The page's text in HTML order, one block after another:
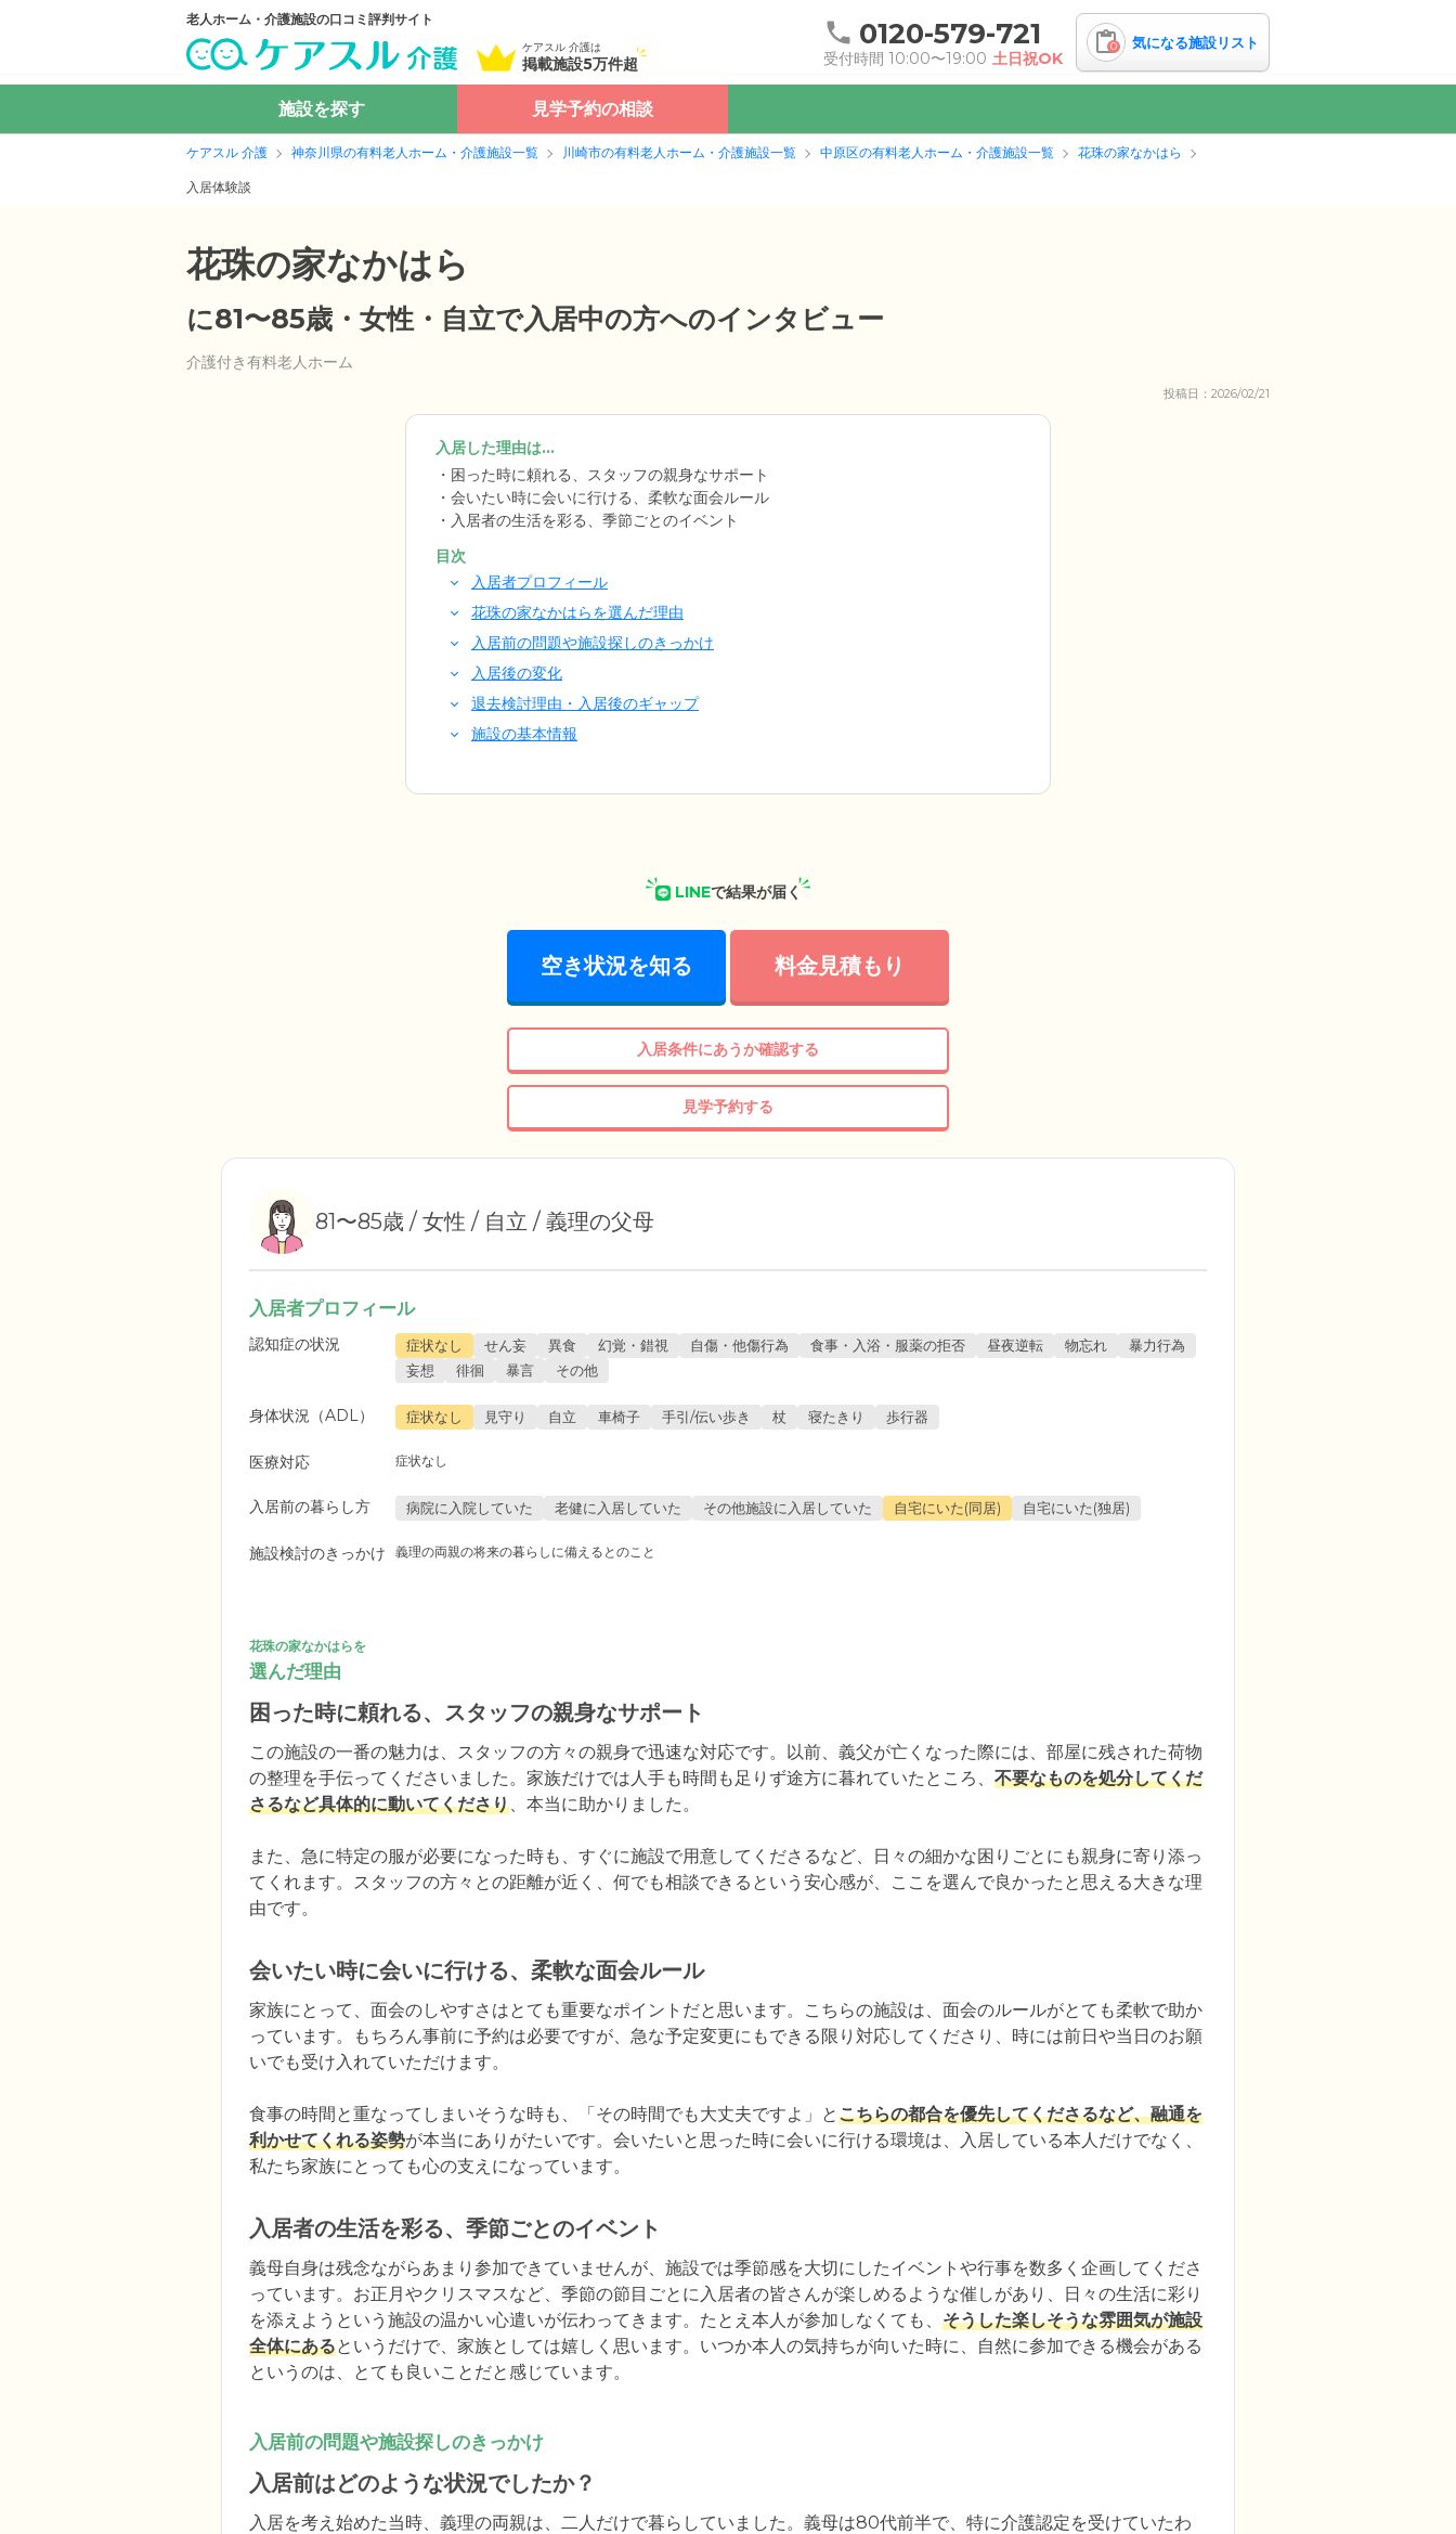
老人ホーム・介護施設の口コミ評判サイト
ケアスル 介護は
掲載施設5万件超
0120-579-721
受付時間 10:00〜19:00 土日祝OK
0 気になる施設リスト
施設を探す 見学予約の相談
ケアスル 介護 神奈川県の有料老人ホーム・介護施設一覧 川崎市の有料老人ホーム・介護施設一覧 中原区の有料老人ホーム・介護施設一覧 花珠の家なかはら
入居体験談
花珠の家なかはら
に81〜85歳・女性・自立で入居中の方へのインタビュー
介護付き有料老人ホーム
投稿日：2026/02/21
入居した理由は...
困った時に頼れる、スタッフの親身なサポート
会いたい時に会いに行ける、柔軟な面会ルール
入居者の生活を彩る、季節ごとのイベント
目次
入居者プロフィール
花珠の家なかはらを選んだ理由
入居前の問題や施設探しのきっかけ
入居後の変化
退去検討理由・入居後のギャップ
施設の基本情報
LINEで結果が届く
空き状況を知る 料金見積もり
入居条件にあうか確認する
見学予約する
81〜85歳 / 女性 / 自立 / 義理の父母
入居者プロフィール
認知症の状況 症状なし せん妄 異食 幻覚・錯視 自傷・他傷行為 食事・入浴・服薬の拒否 昼夜逆転 物忘れ
暴力行為
妄想
徘徊 暴言 その他
身体状況（ADL） 症状なし 見守り 自立 車椅子 手引/伝い歩き 杖 寝たきり 歩行器
医療対応 症状なし
入居前の暮らし方 病院に入院していた 老健に入居していた その他施設に入居していた 自宅にいた(同居) 自宅にいた(独居)
施設検討のきっかけ 義理の両親の将来の暮らしに備えるとのこと
花珠の家なかはらを
選んだ理由
困った時に頼れる、スタッフの親身なサポート
この施設の一番の魅力は、スタッフの方々の親身で迅速な対応です。以前、義父が亡くなった際には、部屋に残された荷物
の整理を手伝ってくださいました。家族だけでは人手も時間も足りず途方に暮れていたところ、 不要なものを処分してくだ
さるなど具体的に動いてくださり、本当に助かりました。
また、急に特定の服が必要になった時も、すぐに施設で用意してくださるなど、日々の細かな困りごとにも親身に寄り添っ
てくれます。スタッフの方々との距離が近く、何でも相談できるという安心感が、ここを選んで良かったと思える大きな理
由です。
会いたい時に会いに行ける、柔軟な面会ルール
家族にとって、面会のしやすさはとても重要なポイントだと思います。こちらの施設は、面会のルールがとても柔軟で助か
っています。もちろん事前に予約は必要ですが、急な予定変更にもできる限り対応してくださり、時には前日や当日のお願
いでも受け入れていただけます。
食事の時間と重なってしまいそうな時も、「その時間でも大丈夫ですよ」とこちらの都合を優先してくださるなど、融通を
利かせてくれる姿勢が本当にありがたいです。会いたいと思った時に会いに行ける環境は、入居している本人だけでなく、
私たち家族にとっても心の支えになっています。
入居者の生活を彩る、季節ごとのイベント
義母自身は残念ながらあまり参加できていませんが、施設では季節感を大切にしたイベントや行事を数多く企画してくださ
っています。お正月やクリスマスなど、季節の節目ごとに入居者の皆さんが楽しめるような催しがあり、日々の生活に彩り
を添えようという施設の温かい心遣いが伝わってきます。たとえ本人が参加しなくても、 そうした楽しそうな雰囲気が施設
全体にあるというだけで、家族としては嬉しく思います。いつか本人の気持ちが向いた時に、自然に参加できる機会がある
というのは、とても良いことだと感じています。
入居前の問題や施設探しのきっかけ
入居前はどのような状況でしたか？
入居を考え始めた当時、義理の両親は、二人だけで暮らしていました。義母は80代前半で、特に介護認定を受けていたわ